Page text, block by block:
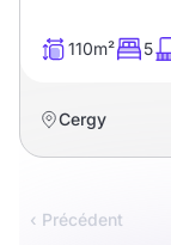
110m² 5
Cergy
‹ Précédent